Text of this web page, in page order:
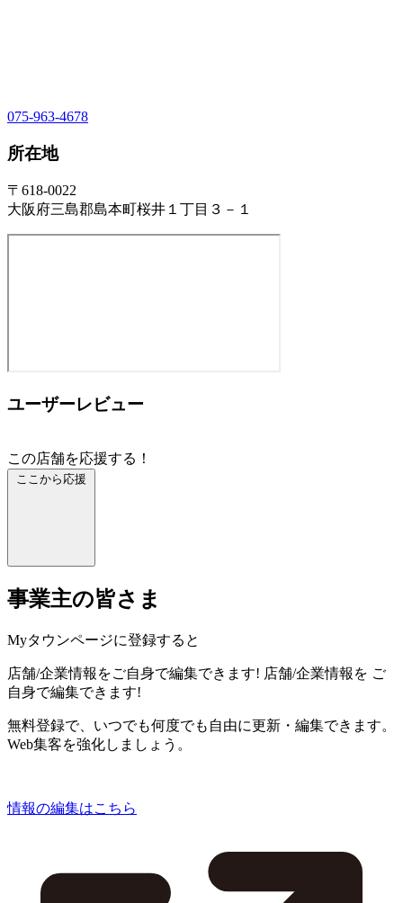
075-963-4678
所在地
〒618-0022
大阪府三島郡島本町桜井１丁目３－１
ユーザーレビュー
この店舗を応援する！
ここから応援
事業主の皆さま
Myタウンページに登録すると
店舗/企業情報をご自身で編集できます! 店舗/企業情報を ご
自身で編集できます!
無料登録で、いつでも何度でも自由に更新・編集できます。
Web集客を強化しましょう。
情報の編集はこちら